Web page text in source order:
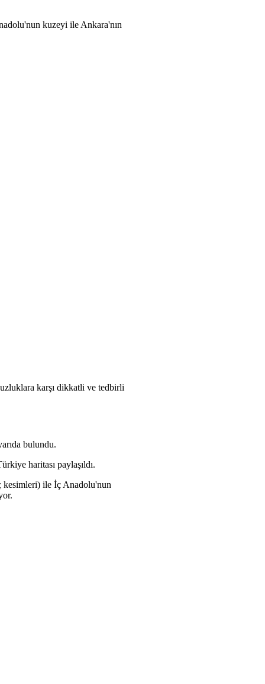
kuzeyi ile Ankara'nın
karşı dikkatli ve tedbirli
bulundu.
haritası paylaşıldı.
kesimleri) ile İç Anadolu'nun